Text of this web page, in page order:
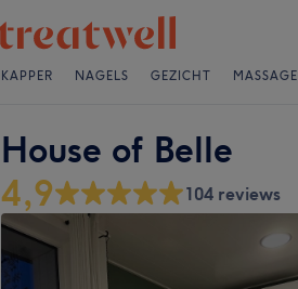
KAPPER NAGELS GEZICHT MASSAGE
House of Belle
4,9 104 reviews